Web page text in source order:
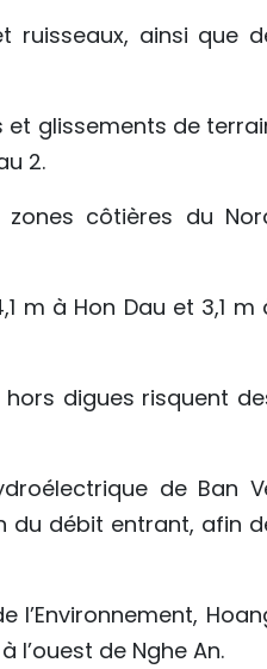
ruisseaux, ainsi que
et glissements de
2.
côtières du
m à Hon Dau et 3,1 m
digues risquent
de Ban
du débit entrant, afin
l’Environnement,
l’ouest de Nghe An.